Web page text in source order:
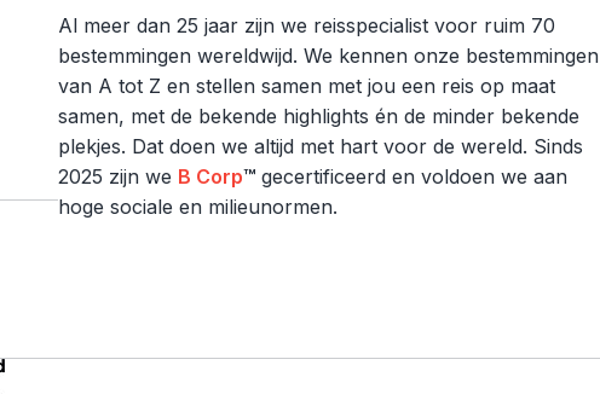
Al meer dan 25 jaar zijn we reisspecialist voor ruim 70
bestemmingen wereldwijd. We kennen onze bestemmingen
van A tot Z en stellen samen met jou een reis op maat
samen, met de bekende highlights én de minder bekende
plekjes. Dat doen we altijd met hart voor de wereld. Sinds
2025 zijn we B Corp™ gecertificeerd en voldoen we aan
hoge sociale en milieunormen.